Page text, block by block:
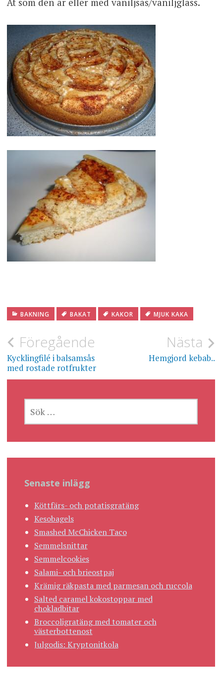
BAKNING BAKAT KAKOR MJUK KAKA
Inläggsnavigering
Föregående
Kycklingfilé i balsamsås
med rostade rotfrukter
Nästa
Hemgjord kebab..
EFTER:
Senaste inlägg
Köttfärs- och potatisgratäng
Kesobagels
Smashed McChicken Taco
Semmelsnittar
Semmelcookies
Salami- och brieostpaj
Krämig räkpasta med parmesan och ruccola
Salted caramel kokostoppar med
chokladbitar
Broccoligratäng med tomater och
västerbottenost
Julgodis: Kryptonitkola